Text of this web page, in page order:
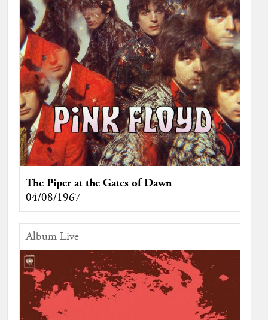
The Piper at the Gates of Dawn
04/08/1967
Album Live